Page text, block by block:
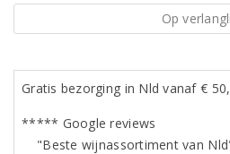
Op
Gratis bezorging in Nld vanaf €
***** Google reviews
"Beste wijnassortiment van